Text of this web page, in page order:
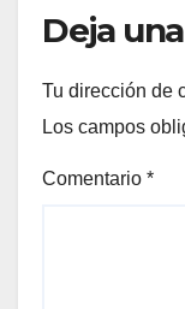
Deja
Tu dirección de
Los campos
Comentario *